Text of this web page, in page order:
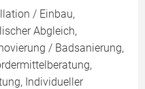
/ Einbau,
Abgleich,
/ Badsanierung,
Individueller